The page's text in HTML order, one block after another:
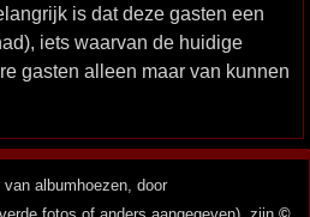
is dat deze gasten een
iets waarvan de huidige
gasten alleen maar van kunnen
albumhoezen, door